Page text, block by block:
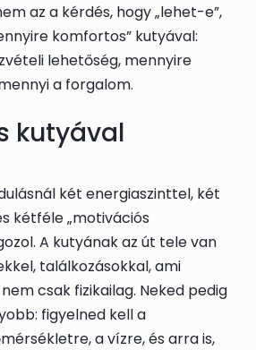
az a kérdés, hogy „lehet-e”,
komfortos” kutyával:
lehetőség, mennyire
a forgalom.
kutyával
két energiaszinttel, két
kétféle „motivációs
A kutyának az út tele van
találkozásokkal, ami
csak fizikailag. Neked pedig
figyelned kell a
a vízre, és arra is,